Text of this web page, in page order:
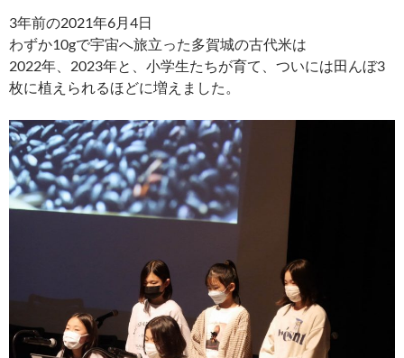
3年前の2021年6月4日
わずか10gで宇宙へ旅立った多賀城の古代米は
2022年、2023年と、小学生たちが育て、ついには田んぼ3
枚に植えられるほどに増えました。